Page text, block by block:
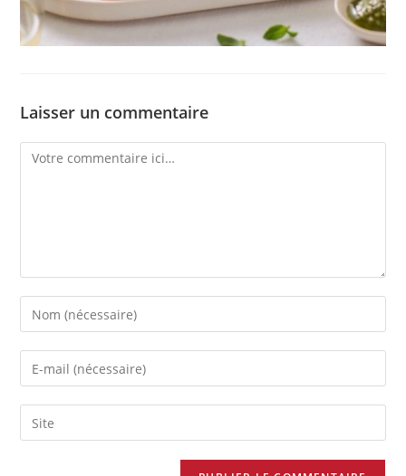
Laisser un commentaire